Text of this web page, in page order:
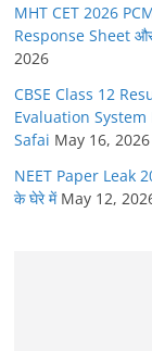
MHT CET 2026
Response Sheet
2026
CBSE Class 12
Evaluation
Safai May 16, 2026
NEET Paper Leak
के घेरे में May 12,